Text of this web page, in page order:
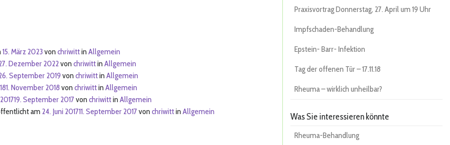
15. März 2023 vonchriwittinAllgemein
7. Dezember 2022 vonchriwittinAllgemein
September 2019 vonchriwittinAllgemein
1. November 2018 vonchriwittinAllgemein
19. September 2017 vonchriwittinAllgemein
am 24. Juni 201711. September 2017 vonchriwittinAllgemein
Praxisvortrag Donnerstag, 27. April um 19 Uhr
Impfschaden-Behandlung
Epstein- Barr- Infektion
Tag der offenen Tür – 17.11.18
Rheuma – wirklich unheilbar?
Was Sie interessieren könnte
Rheuma-Behandlung